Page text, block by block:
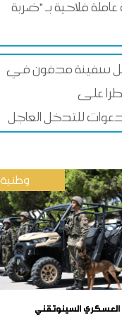
فلاحية بـ "ضربة
سفينة مدفون في
على
للتدخل العاجل
وطنية
العسكري السينوتقني